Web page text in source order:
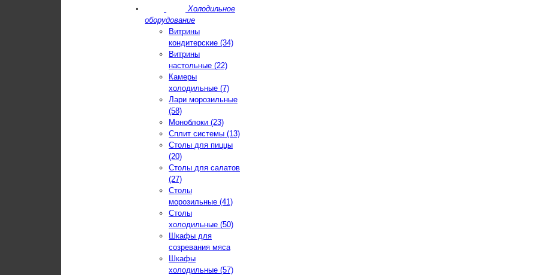
Холодильное
оборудование
Витрины
кондитерские (34)
Витрины
настольные (22)
Камеры
холодильные (7)
Лари морозильные
(58)
Моноблоки (23)
Сплит системы (13)
Столы для пиццы
(20)
Столы для салатов
(27)
Столы
морозильные (41)
Столы
холодильные (50)
Шкафы для
созревания мяса
Шкафы
холодильные (57)